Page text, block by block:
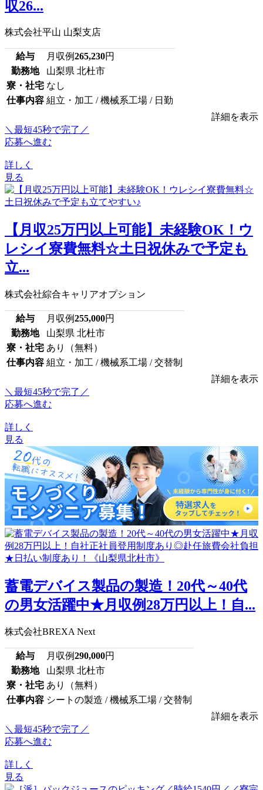
収26...
株式会社平山 山梨支店
給与 月収例265,230円
勤務地
山梨県 北杜市
寮・社宅 なし
仕事内容 組立・加工 / 機械系工場 / 日勤
詳細を表示
＼最短45秒で完了／
応募へ進む
詳しく
見る
【月収25万円以上可能】未経験OK！ウ
レシイ寮費無料☆土日祝休みで予定も
立...
株式会社綜合キャリアオプション
給与 月収例255,000円
勤務地
山梨県 北杜市
寮・社宅 あり（無料）
仕事内容 組立・加工 / 機械系工場 / 交替制
詳細を表示
＼最短45秒で完了／
応募へ進む
詳しく
見る
蓄電デバイス製品の製造！20代～40代
の男女活躍中★月収例28万円以上！自...
株式会社BREXA Next
給与 月収例290,000円
勤務地
山梨県 北杜市
寮・社宅 あり（無料）
仕事内容 シートの製造 / 機械系工場 / 交替制
詳細を表示
＼最短45秒で完了／
応募へ進む
詳しく
見る